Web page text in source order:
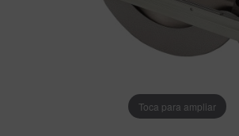
Toca para ampliar